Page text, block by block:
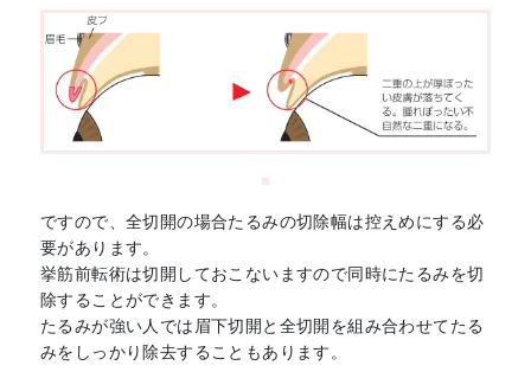
ですので、全切開の場合たるみの切除幅は控えめにする必
要があります。
挙筋前転術は切開しておこないますので同時にたるみを切
除することができます。
たるみが強い人では眉下切開と全切開を組み合わせてたる
みをしっかり除去することもあります。